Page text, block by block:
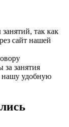
так как
сайт нашей
за занятия
нашу удобную